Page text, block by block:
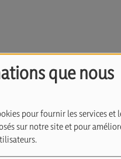
que nous
pour fournir les services et
sur notre site et pour
le KKL
de la
Avec
03/2025)